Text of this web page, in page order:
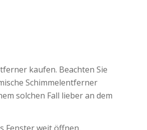
kaufen. Beachten Sie
Schimmelentferner
solchen Fall lieber an dem